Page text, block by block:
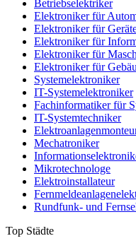
Betriebselektriker
Elektroniker für
Elektroniker für
Elektroniker für
Elektroniker für
Elektroniker für
Systemelektroniker
IT-Systemelektroniker
Fachinformatiker für
IT-Systemtechniker
Mechatroniker
Mikrotechnologe
Elektroinstallateur
Rundfunk- und
Top Städte